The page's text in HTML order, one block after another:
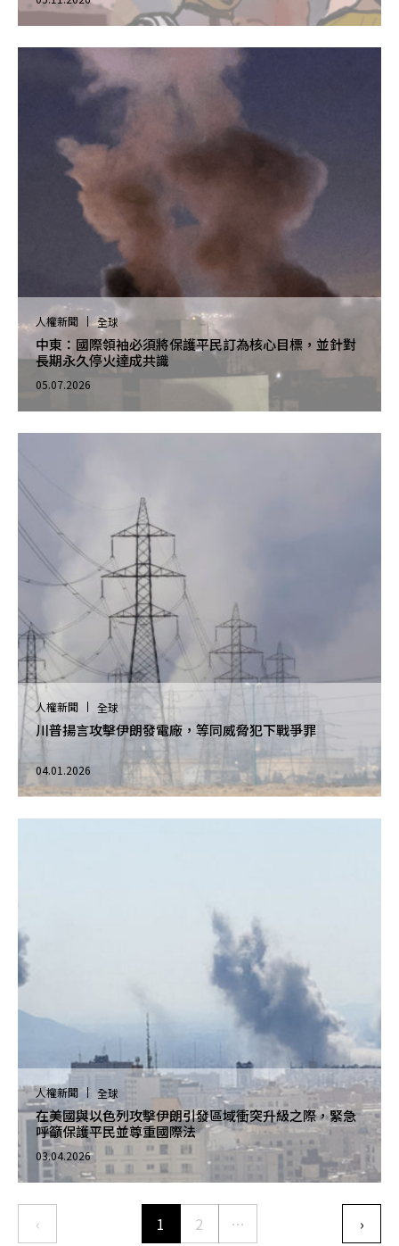
人權新聞 全球
中東：國際領袖必須將保護平民訂為核心目標，並針對
長期永久停火達成共識
05.07.2026
人權新聞 全球
川普揚言攻擊伊朗發電廠，等同威脅犯下戰爭罪
04.01.2026
人權新聞 全球
在美國與以色列攻擊伊朗引發區域衝突升級之際，緊急
呼籲保護平民並尊重國際法
03.04.2026
Pagination
‹Previous page 1 2 … ›下一